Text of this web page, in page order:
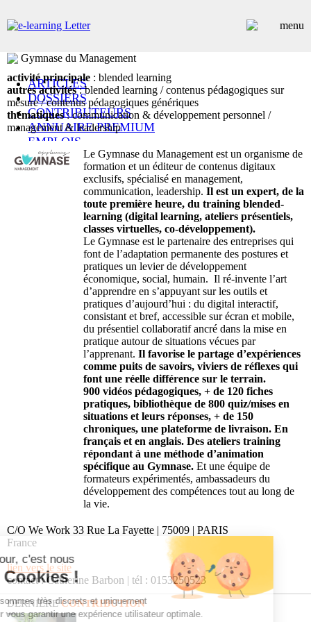
Bonjour, c'est nous
les Cookies !
Nous sommes très discrets et uniquement
là pour vous garantir une expérience utilisateur optimale.
ARTICLES
DOSSIERS
CONTRIBUTEURS
ANNUAIRE PREMIUM
EMPLOIS
ÉVÉNEMENTS
COMMUNIQUÉS
LES PLUS LUS
INSCRIPTION NEWSLETTER
Gymnase du Management
activité principale : blended learning
autres activités: blended learning / contenus pédagogiques sur
mesure / contenus pédagogiques génériques
thématiques: communication & développement personnel /
management & leadership
Le Gymnase du Management est un organisme de
formation et un éditeur de contenus digitaux
exclusifs, spécialisé en management,
communication, leadership. Il est un expert, de la
toute première heure, du training blended-
learning (digital learning, ateliers présentiels,
classes virtuelles, co-développement).
Le Gymnase est le partenaire des entreprises qui
font de l’adaptation permanente des postures et
pratiques un levier de développement
économique, social, humain. Il ré-invente l’art
d’apprendre en s’appuyant sur les outils et
pratiques d’aujourd’hui : du digital interactif,
consistant et bref, accessible sur écran et mobile,
du présentiel collaboratif ancré dans la mise en
pratique autour de situations vécues par
l’apprenant. Il favorise le partage d’expériences
comme puits de savoirs, viviers de réflexes qui
font une réelle différence sur le terrain.
900 vidéos pédagogiques, + de 120 fiches
pratiques, bibliothèque de 800 quiz/mises en
situations et leurs réponses, + de 150
chroniques, une plateforme de livraison. En
français et en anglais. Des ateliers training
répondant à une méthode d’animation
spécifique au Gymnase. Et une équipe de
formateurs expérimentés, ambassadeurs du
développement des compétences tout au long de
la vie.
C/O We Work 33 Rue La Fayette | 75009 | PARIS
France
lien vers le site
contact : Catherine Barbon | tél : 0153250523
DERNIÈRECONTRIBUTION